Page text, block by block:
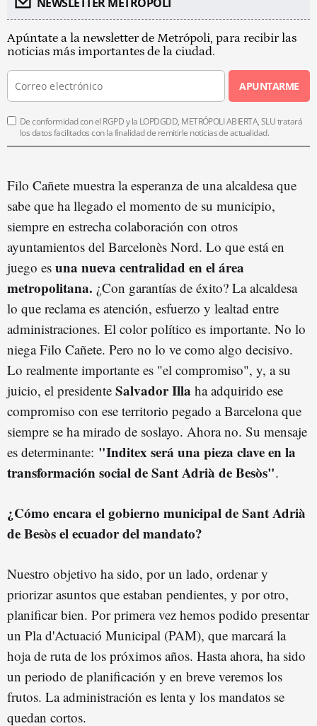
Apúntate a la newsletter de Metrópoli, para recibir las
noticias más importantes de la ciudad.
APUNTARME
De conformidad con el RGPD y la LOPDGDD, METRÓPOLI ABIERTA, SLU tratará
los datos facilitados con la finalidad de remitirle noticias de actualidad.
Filo Cañete muestra la esperanza de una alcaldesa que
sabe que ha llegado el momento de su municipio,
siempre en estrecha colaboración con otros
ayuntamientos del Barcelonès Nord. Lo que está en
juego es una nueva centralidad en el área
metropolitana. ¿Con garantías de éxito? La alcaldesa
lo que reclama es atención, esfuerzo y lealtad entre
administraciones. El color político es importante. No lo
niega Filo Cañete. Pero no lo ve como algo decisivo.
Lo realmente importante es "el compromiso", y, a su
juicio, el presidente Salvador Illa ha adquirido ese
compromiso con ese territorio pegado a Barcelona que
siempre se ha mirado de soslayo. Ahora no. Su mensaje
es determinante: "Inditex será una pieza clave en la
transformación social de Sant Adrià de Besòs".
¿Cómo encara el gobierno municipal de Sant Adrià
de Besòs el ecuador del mandato?
Nuestro objetivo ha sido, por un lado, ordenar y
priorizar asuntos que estaban pendientes, y por otro,
planificar bien. Por primera vez hemos podido presentar
un Pla d'Actuació Municipal (PAM), que marcará la
hoja de ruta de los próximos años. Hasta ahora, ha sido
un periodo de planificación y en breve veremos los
frutos. La administración es lenta y los mandatos se
quedan cortos.